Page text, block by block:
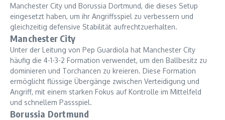
Manchester City und Borussia Dortmund, die dieses Setup
eingesetzt haben, um ihr Angriffsspiel zu verbessern und
gleichzeitig defensive Stabilität aufrechtzuerhalten.
Manchester City
Unter der Leitung von Pep Guardiola hat Manchester City
häufig die 4-1-3-2 Formation verwendet, um den Ballbesitz zu
dominieren und Torchancen zu kreieren. Diese Formation
ermöglicht flüssige Übergänge zwischen Verteidigung und
Angriff, mit einem starken Fokus auf Kontrolle im Mittelfeld
und schnellem Passspiel.
Borussia Dortmund